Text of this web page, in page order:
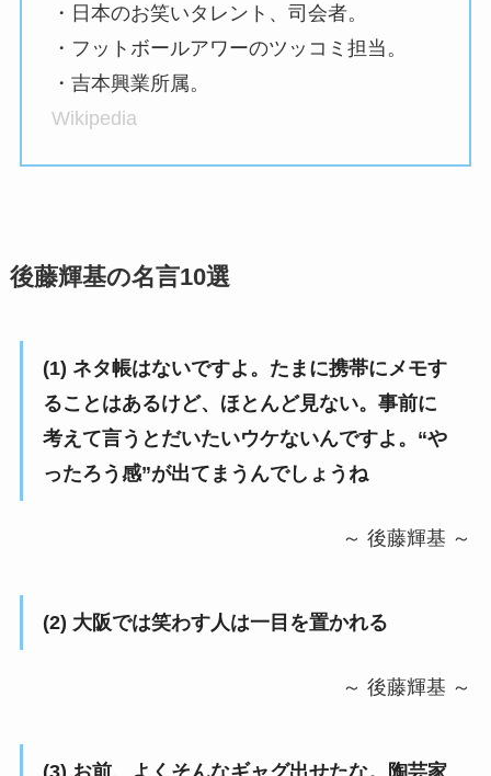
・日本のお笑いタレント、司会者。
・フットボールアワーのツッコミ担当。
・吉本興業所属。
Wikipedia
後藤輝基の名言10選
(1) ネタ帳はないですよ。たまに携帯にメモす
ることはあるけど、ほとんど見ない。事前に
考えて言うとだいたいウケないんですよ。“や
ったろう感”が出てまうんでしょうね
～ 後藤輝基 ～
(2) 大阪では笑わす人は一目を置かれる
～ 後藤輝基 ～
(3) お前、よくそんなギャグ出せたな。陶芸家